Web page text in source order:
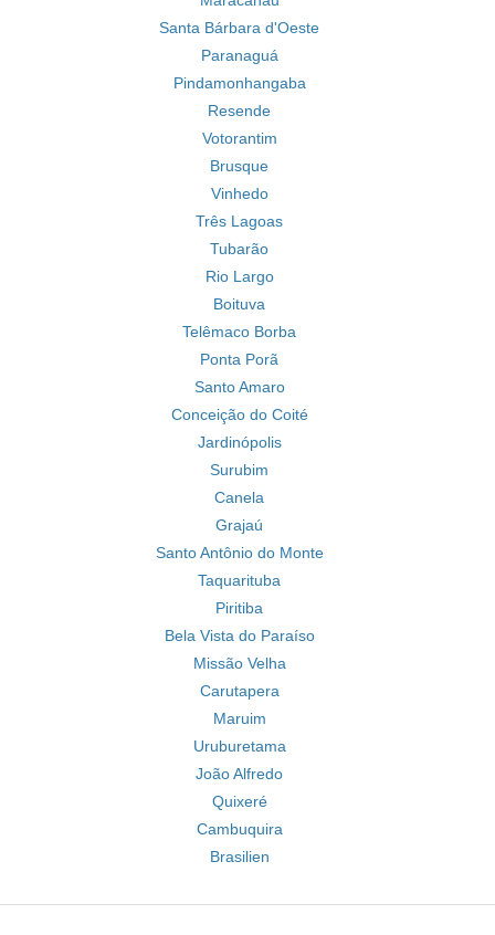
Santa Bárbara d'Oeste
Paranaguá
Pindamonhangaba
Resende
Votorantim
Brusque
Vinhedo
Três Lagoas
Tubarão
Rio Largo
Boituva
Telêmaco Borba
Ponta Porã
Santo Amaro
Conceição do Coité
Jardinópolis
Surubim
Canela
Grajaú
Santo Antônio do Monte
Taquarituba
Piritiba
Bela Vista do Paraíso
Missão Velha
Carutapera
Maruim
Uruburetama
João Alfredo
Quixeré
Cambuquira
Brasilien